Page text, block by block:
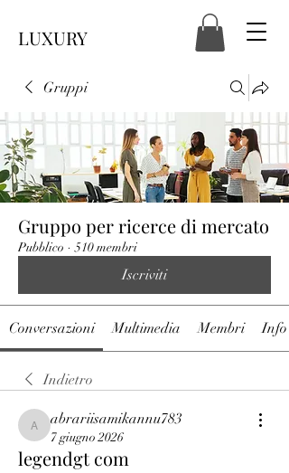
LUXURY
Gruppi
Gruppo per ricerce di mercato
Pubblico · 510 membri
Iscriviti
Conversazioni Multimedia Membri Info
Indietro
abrariisamikannu783
abrariisamikannu783
7 giugno 2026
legendgt com